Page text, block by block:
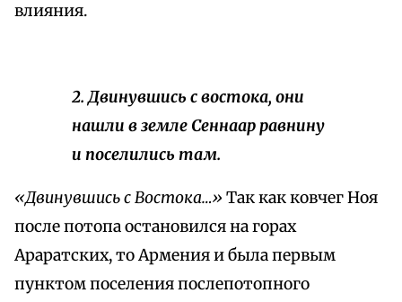
влияния.
2. Двинувшись с востока, они
нашли в земле Сеннаар равнину
и поселились там.
«Двинувшись с Востока…» Так как ковчег Ноя
после потопа остановился на горах
Араратских, то Армения и была первым
пунктом поселения послепотопного